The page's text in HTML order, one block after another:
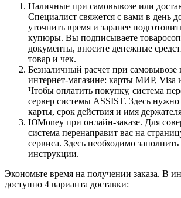
Наличные при самовывозе или
Специалист свяжется с вами в день
уточнить время и заранее
купюры. Вы подписываете
документы, вносите денежные
товар и чек.
Безналичный расчет при
интернет-магазине: карты МИР, Visa
Чтобы оплатить покупку, система
сервер системы ASSIST. Здесь
карты, срок действия и имя
ЮMoney при онлайн-заказе. Для
система перенаправит вас на
сервиса. Здесь необходимо
инструкции.
Экономьте время на получении заказа. В
доступно 4 варианта доставки: